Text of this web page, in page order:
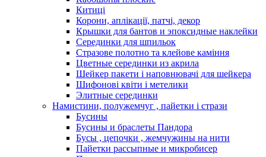
Китиці
Корони, аплікації, патчі, декор
Крышки для бантов и эпоксидные наклейки
Серединки для шпильок
Стразове полотно та клейове каміння
Цветные серединки из акрила
Шейкер пакети і наповнювачі для шейкера
Шифонові квіти і метелики
Элитные серединки
Намистини, полужемчуг , пайетки і стрази
Бусины
Бусины и браслеты Пандора
Бусы , цепочки , жемчужины на нити
Пайетки рассыпные и микробисер